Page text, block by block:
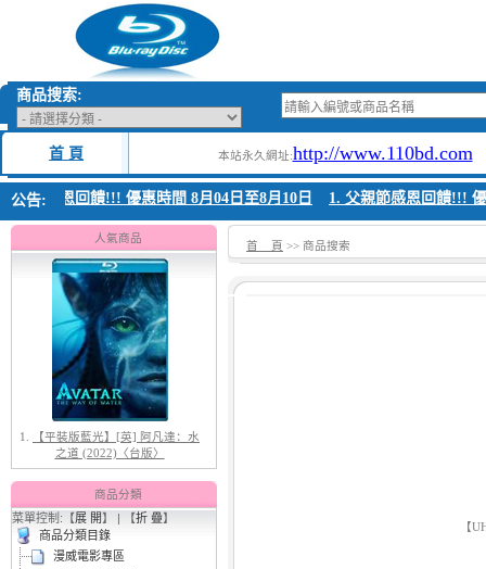
商品搜索:
首 頁 本站永久網址:http://www.110bd.com
公告:
親節感恩回饋!!! 優惠時間 8月04日至8月10日 1. 父親節感恩回饋!!!
人氣商品
【平裝版藍光】[英] 阿凡達：水
之道 (2022)〈台版〉
2. 【平裝版藍光】[英] 阿凡達3：火
與燼 (2025)(Atmos 版)〈台版〉
商品分類
菜單控制:【展 開】 | 【折 疊】
商品分類目錄
漫威電影專區
首 頁 >> 商品搜索
【